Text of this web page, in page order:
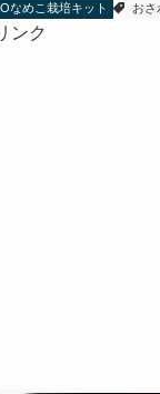
なめこ栽培キット おさ
ンク